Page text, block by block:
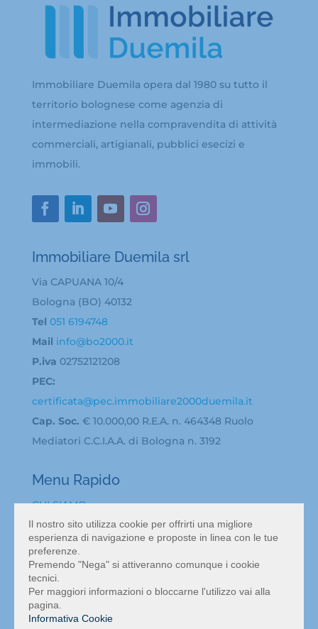
Immobiliare Duemila opera dal 1980 su tutto il
territorio bolognese come agenzia di
intermediazione nella compravendita di attività
commerciali, artigianali, pubblici esecizi e
immobili.
Immobiliare Duemila srl
Via CAPUANA 10/4
Bologna (BO) 40132
Tel 051 6194748
Mail info@bo2000.it
P.iva 02752121208
PEC:
certificata@pec.immobiliare2000duemila.it
Cap. Soc. € 10.000,00 R.E.A. n. 464348 Ruolo
Mediatori C.C.I.A.A. di Bologna n. 3192
Menu Rapido
CHI SIAMO
BACHECA ANNUNCI
ATTIVITA’ IN VENDITA A BOLOGNA
VALUTAZIONE ATTIVITÀ COMMERCIALE BOLOGNA
NEWS
CONTATTI
MAPPA DEL SITO
Il nostro sito utilizza cookie per offrirti una migliore
esperienza di navigazione e proposte in linea con le tue
preferenze.
Premendo "Nega" si attiveranno comunque i cookie
tecnici.
Per maggiori informazioni o bloccarne l'utilizzo vai alla
pagina.
Informativa Cookie